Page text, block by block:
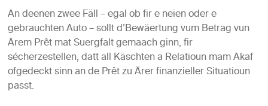
An deenen zwee Fäll – egal ob fir e neien oder e
gebrauchten Auto – sollt d’Bewäertung vum Betrag vun
Ärem Prêt mat Suergfalt gemaach ginn, fir
sécherzestellen, datt all Käschten a Relatioun mam Akaf
ofgedeckt sinn an de Prêt zu Ärer finanzieller Situatioun
passt.